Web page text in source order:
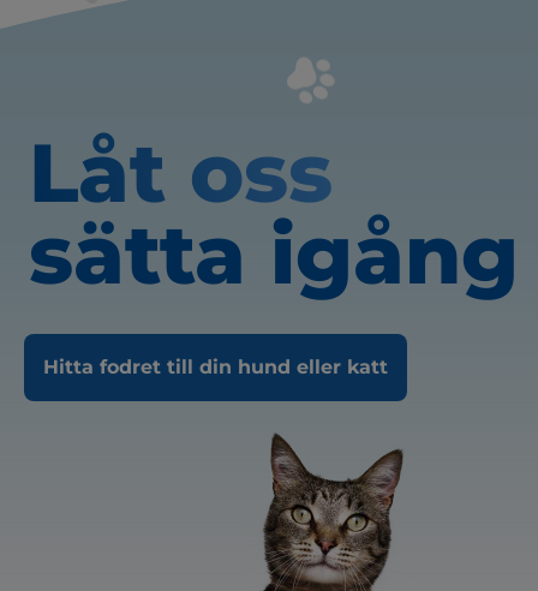
Låt oss
sätta igång
Hitta fodret till din hund eller katt